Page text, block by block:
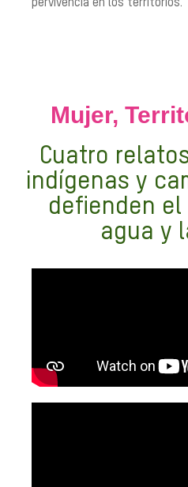
pervivencia en los territorios.
Mujer,
Cuatro
indígenas y
defienden
agua y